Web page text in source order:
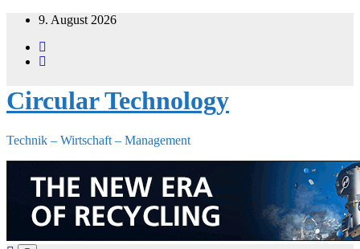
Zum
springen
9. August 2026
Circular Technology
Technik – Wirtschaft – Management